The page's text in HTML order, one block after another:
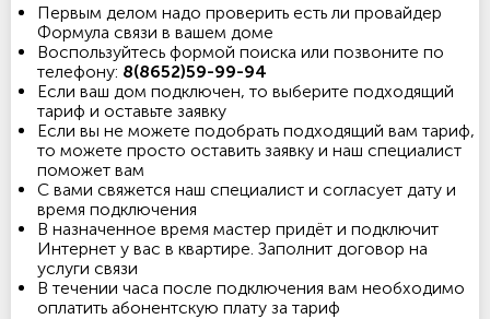
Первым делом надо проверить есть ли провайдер
Формула связи в вашем доме
Воспользуйтесь формой поиска или позвоните по
телефону: 8(8652)59-99-94
Если ваш дом подключен, то выберите подходящий
тариф и оставьте заявку
Если вы не можете подобрать подходящий вам тариф,
то можете просто оставить заявку и наш специалист
поможет вам
С вами свяжется наш специалист и согласует дату и
время подключения
В назначенное время мастер придёт и подключит
Интернет у вас в квартире. Заполнит договор на
услуги связи
В течении часа после подключения вам необходимо
оплатить абонентскую плату за тариф